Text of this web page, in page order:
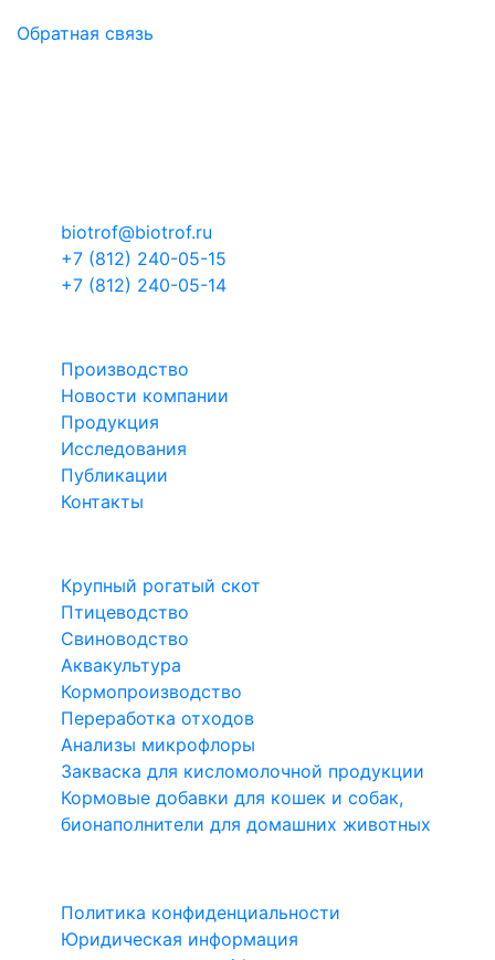
Обратная связь
biotrof@biotrof.ru
+7 (812) 240-05-15
+7 (812) 240-05-14
Производство
Новости компании
Продукция
Исследования
Публикации
Контакты
Крупный рогатый скот
Птицеводство
Свиноводство
Аквакультура
Кормопроизводство
Переработка отходов
Анализы микрофлоры
Закваска для кисломолочной продукции
Кормовые добавки для кошек и собак,
бионаполнители для домашних животных
Политика конфиденциальности
Юридическая информация